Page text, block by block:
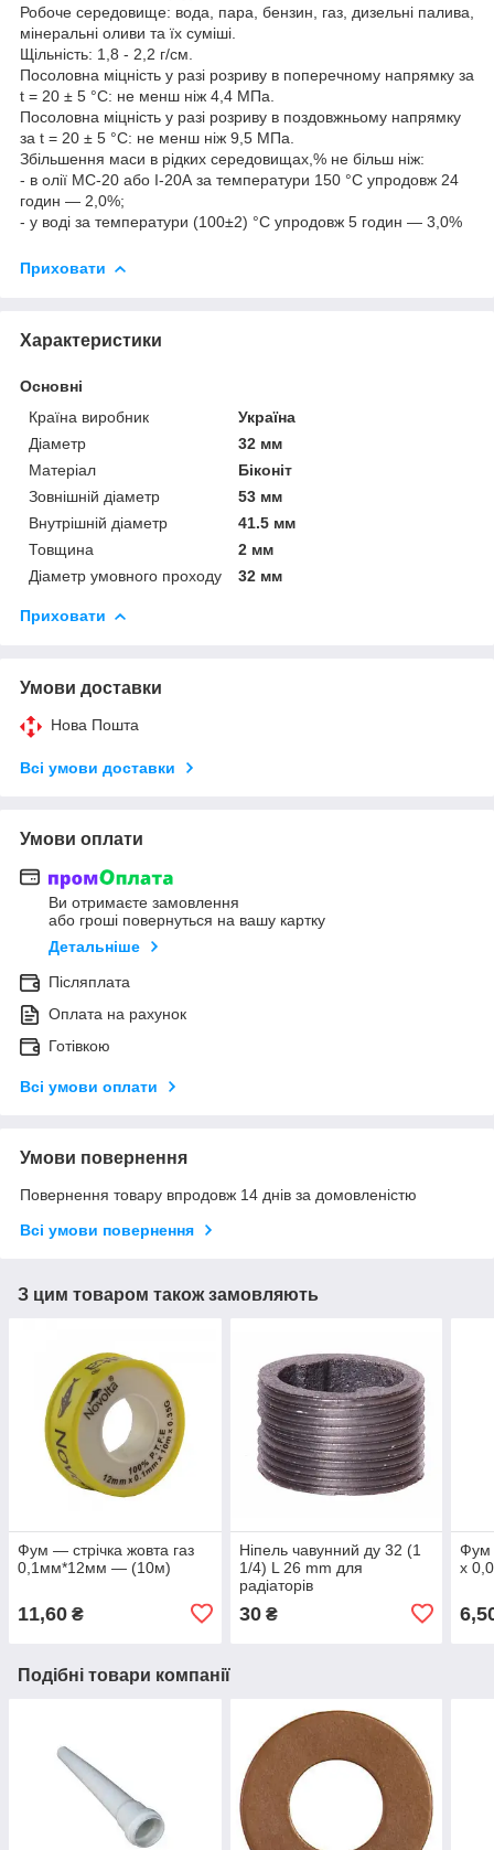
Робоче середовище: вода, пара, бензин, газ, дизельні палива,
мінеральні оливи та їх суміші.
Щільність: 1,8 - 2,2 г/см.
Посоловна міцність у разі розриву в поперечному напрямку за
t = 20 ± 5 °C: не менш ніж 4,4 МПа.
Посоловна міцність у разі розриву в поздовжньому напрямку
за t = 20 ± 5 °C: не менш ніж 9,5 МПа.
Збільшення маси в рідких середовищах,% не більш ніж:
- в олії МС-20 або І-20А за температури 150 °C упродовж 24
годин — 2,0%;
- у воді за температури (100±2) °C упродовж 5 годин — 3,0%
Приховати
Характеристики
Основні
Країна виробник
Україна
Діаметр
32 мм
Матеріал
Біконіт
Зовнішній діаметр
53 мм
Внутрішній діаметр
41.5 мм
Товщина
2 мм
Діаметр умовного проходу
32 мм
Приховати
Умови доставки
Нова Пошта
Всі умови доставки
Умови оплати
Ви отримаєте замовлення
або гроші повернуться на вашу картку
Детальніше
Післяплата
Оплата на рахунок
Готівкою
Всі умови оплати
Умови повернення
Повернення товару впродовж 14 днів за домовленістю
Всі умови повернення
З цим товаром також замовляють
Фум — стрічка жовта газ
0,1мм*12мм — (10м)
11,60 ₴
Ніпель чавунний ду 32 (1
1/4) L 26 mm для
радіаторів
30₴
Фум
х
Подібні товари компанії